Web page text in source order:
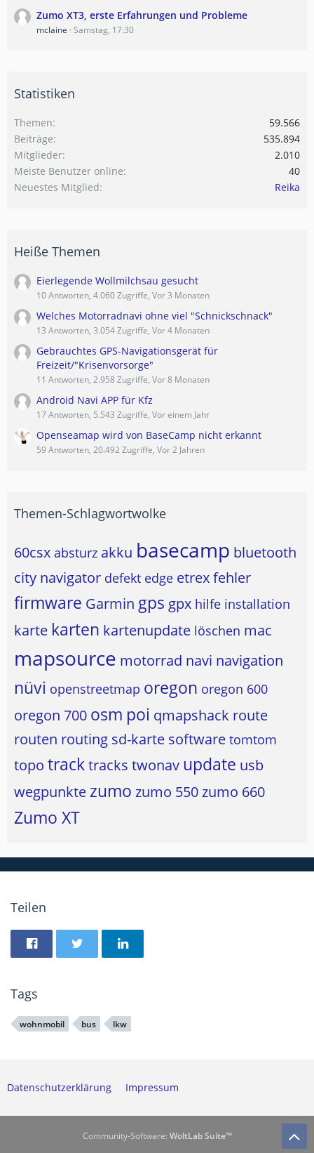
Zumo XT3, erste Erfahrungen und Probleme
mclaine Samstag, 17:30
Statistiken
Themen
59.566
Beiträge
535.894
Mitglieder
2.010
Meiste Benutzer online
40
Neuestes Mitglied
Reika
Heiße Themen
Eierlegende Wollmilchsau gesucht
10 Antworten, 4.060 Zugriffe, Vor 3 Monaten
Welches Motorradnavi ohne viel "Schnickschnack"
13 Antworten, 3.054 Zugriffe, Vor 4 Monaten
Gebrauchtes GPS-Navigationsgerät für
Freizeit/"Krisenvorsorge"
11 Antworten, 2.958 Zugriffe, Vor 8 Monaten
Android Navi APP für Kfz
17 Antworten, 5.543 Zugriffe, Vor einem Jahr
Openseamap wird von BaseCamp nicht erkannt
59 Antworten, 20.492 Zugriffe, Vor 2 Jahren
Themen-Schlagwortwolke
60csx absturz akku basecamp bluetooth
city navigator defekt edge etrexfehler
firmware Garmin gps gpx hilfe installation
karte karten kartenupdate löschen mac
mapsource motorrad navi navigation
nüvi openstreetmap oregon oregon 600
oregon 700 osm poi qmapshack route
routen routing sd-karte software tomtom
topo tracktracks twonav update usb
wegpunkte zumo zumo 550zumo 660
Zumo XT
Teilen
Tags
wohnmobil bus lkw
Datenschutzerklärung Impressum
Community-Software: WoltLab Suite™